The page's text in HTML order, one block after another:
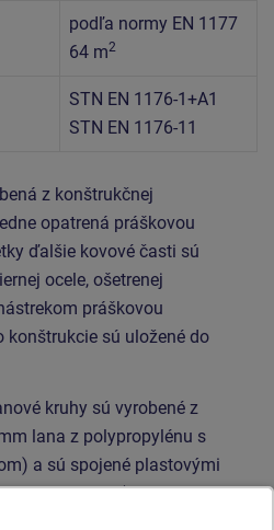
podľa normy EN 1177
64 m2
STN EN 1176-1+A1
STN EN 1176-11
z konštrukčnej
opatrená práškovou
ďalšie kovové časti sú
ocele, ošetrenej
práškovou
sú uložené do
kruhy sú vyrobené z
lana z polypropylénu s
a sú spojené plastovými
z HPL (vysokotlakový